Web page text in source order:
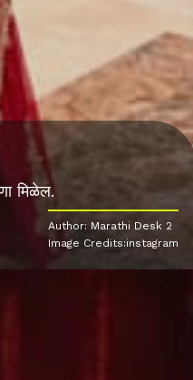
मिळेल.
Author: Marathi Desk 2
Image Credits:instagram